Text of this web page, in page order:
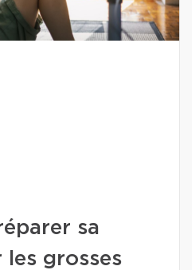
sa
les grosses